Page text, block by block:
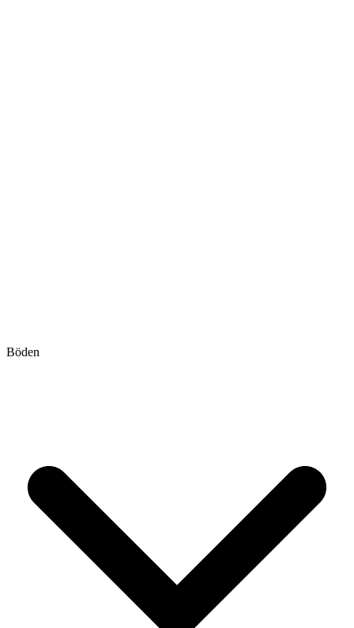
Böden